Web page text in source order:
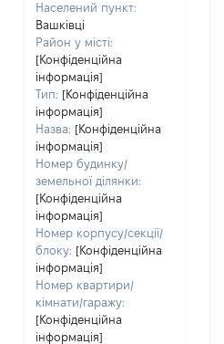
Населений пункт:
Вашківці
Район у місті:
[Конфіденційна
інформація]
Тип: [Конфіденційна
інформація]
Назва: [Конфіденційна
інформація]
Номер будинку/
земельної ділянки:
[Конфіденційна
інформація]
Номер корпусу/секції/
блоку: [Конфіденційна
інформація]
Номер квартири/
кімнати/гаражу:
[Конфіденційна
інформація]